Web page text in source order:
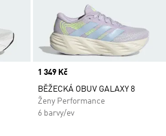
Price
1 349 Kč
BĚŽECKÁ OBUV GALAXY 8
Ženy Performance
6 barvy/ev